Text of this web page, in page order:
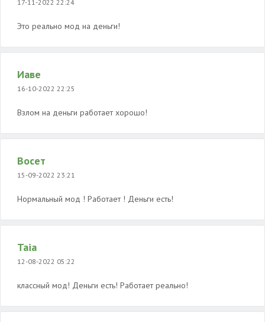
17-11-2022 22:24
Это реально мод на деньги!
Иаве
16-10-2022 22:25
Взлом на деньги работает хорошо!
Восет
15-09-2022 23:21
Нормальный мод ! Работает ! Деньги есть!
Taia
12-08-2022 05:22
классный мод! Деньги есть! Работает реально!